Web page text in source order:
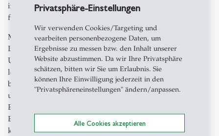
Privatsphäre-Einstellungen
Wir verwenden Cookies/Targeting und
vearbeiten personenbezogene Daten, um
Ergebnisse zu messen bzw. den Inhalt unserer
Website abzustimmen. Da wir Ihre Privatsphäre
schätzen, bitten wir Sie um Erlaubnis. Sie
können Ihre Einwilligung jederzeit in den
"Privatsphäreneinstellungen" ändern/anpassen.
Alle Cookies akzeptieren
internationalen Märkten vertraut zu machen und Fenster
für neue Kooperationen zu öffnen.
Medellín und ganz Südamerika sind eine Brutstätte der
Innovation, die wertvolle Einblicke für ähnliche
Unternehmungen in Europa bietet, was die Bedeutung
lokaler Erfahrungen unterstreicht. Das GIMLA Team
bedankt sich herzlich bei Martin J. Eppler für seine
unschätzbaren Beiträge zum Markenwissen und für den
Executive Education Program Teaser. Die gewonnenen
Erkenntnisse werden die Arbeit des Instituts in den
kommenden Tagen zweifellos bereichern.